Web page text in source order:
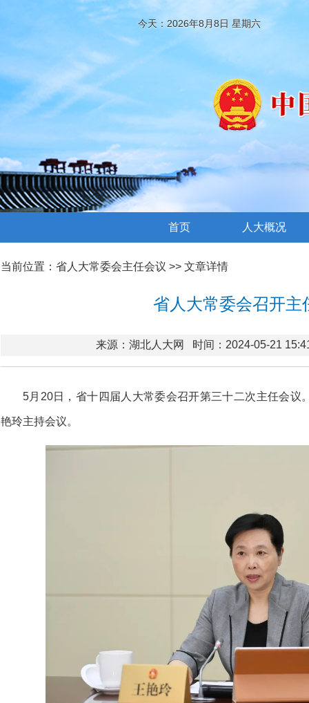
今天：2026年8月8日 星期六
首页 人大概况
当前位置： 省人大常委会主任会议 >> 文章详情
省人大常委会召开主
来源：湖北人大网 时间：2024-05-21
5月20日，省十四届人大常委会召开第三十二次主任会议
艳玲主持会议。